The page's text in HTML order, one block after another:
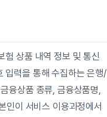
험 상품 내역 정보 및 통신
입력을 통해 수집하는 은행/
융상품 종류, 금융상품명,
인이 서비스 이용과정에서